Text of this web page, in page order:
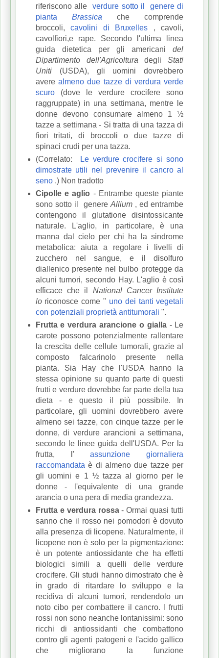
riferiscono alleverdure sotto il genere di
pianta Brassica che comprende
broccoli,cavolini di Bruxelles , cavoli,
cavolfiori,e rape. Secondo l'ultima linea
guida dietetica per gli americanidel
Dipartimento dell'Agricoltura degliStati
Uniti(USDA), gli uomini dovrebbero
avere almeno due tazze di verdura verde
scuro(dove le verdure crocifere sono
raggruppate) in una settimana, mentre le
donne devono consumare almeno 1 ½
tazze a settimana - Si tratta di una tazza di
fiori tritati, di broccoli o due tazze di
spinaci crudi per una tazza.
(Correlato:
Le verdure crocifere si sono
dimostrate utili nel prevenire il cancro al
seno.) Non tradotto
Cipolle e aglio - Entrambe queste piante
sono sotto il genere Allium, ed entrambe
contengono il glutatione disintossicante
naturale.
L'aglio, in particolare, è una
manna dal cielo per chi ha la sindrome
metabolica: aiuta a regolare i livelli di
zucchero nel sangue, e il disolfuro
diallenico presente nel bulbo protegge da
alcuni tumori, secondo Hay. L'aglio è così
efficace che il National Cancer Institute
loriconosce come " uno dei tanti vegetali
con potenziali proprietà antitumorali ".
Frutta e verdura arancione o gialla- Le
carote possono potenzialmente rallentare
la crescita delle cellule tumorali, grazie al
composto falcarinolo presente nella
pianta. Sia Hay che l'USDA hanno la
stessa opinione su quanto parte di questi
frutti e verdure dovrebbe far parte della tua
dieta - e questo il più possibile.
In
particolare, gli uomini dovrebbero avere
almeno sei tazze, con cinque tazze per le
donne, di verdure arancioni a settimana,
secondo le linee guida dell'USDA. Per la
frutta, l'assunzione giornaliera
raccomandata è di almeno due tazze per
gli uomini e 1 ½ tazza al giorno per le
donne - l'equivalente di una grande
arancia o una pera di media grandezza.
Frutta e verdura rossa- Ormai quasi tutti
sanno che il rosso nei pomodori è dovuto
alla presenza di licopene. Naturalmente, il
licopene non è solo per la pigmentazione:
è un potente antiossidante che ha effetti
biologici simili a quelli delle verdure
crocifere. Gli studi hanno dimostrato che è
in grado di ritardare lo sviluppo e la
recidiva di alcuni tumori, rendendolo un
noto cibo per combattere il cancro.
I frutti
rossi non sono neanche lontanissimi: sono
ricchi di antiossidanti che combattono
contro gli agenti patogeni e l'acido gallico
che migliorano la funzione